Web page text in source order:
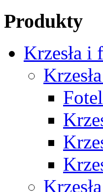
Produkty
Krzesła i